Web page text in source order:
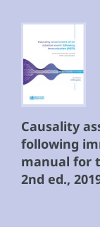
Causality
following
manual for
2nd ed.,